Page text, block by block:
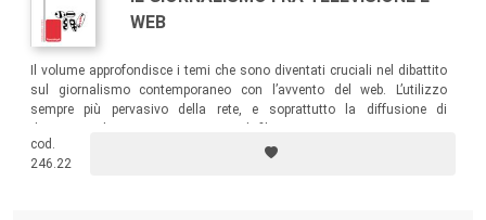
WEB
Il volume approfondisce i temi che sono diventati cruciali nel dibattito
sul giornalismo contemporaneo con l’avvento del web. L’utilizzo
sempre più pervasivo della rete, e soprattutto la diffusione di
reale fatti un tempo trattati esclusivamente dai giornalisti, rende
necessario riflettere tanto sugli eventi, quanto sui mutamenti mediali
cod.
246.22